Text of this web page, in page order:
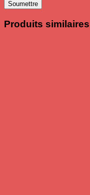
Produits similaires